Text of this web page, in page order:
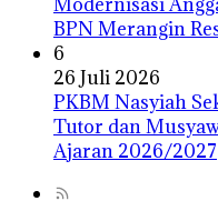
BPN Merangin
6
26 Juli 2026
PKBM Nasyiah
Tutor dan
Ajaran 2026/2027